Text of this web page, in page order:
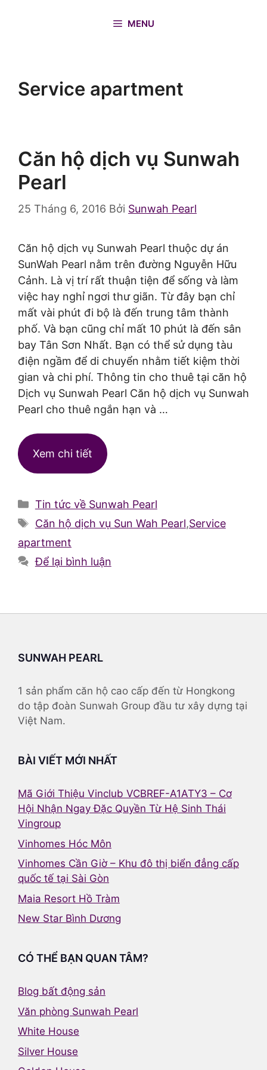
MENU
Service apartment
Căn hộ dịch vụ Sunwah
Pearl
25 Tháng 6, 2016 Bởi Sunwah Pearl
Căn hộ dịch vụ Sunwah Pearl thuộc dự án
SunWah Pearl nằm trên đường Nguyễn Hữu
Cảnh. Là vị trí rất thuận tiện để sống và làm
việc hay nghỉ ngơi thư giãn. Từ đây bạn chỉ
mất vài phút đi bộ là đến trung tâm thành
phố. Và bạn cũng chỉ mất 10 phút là đến sân
bay Tân Sơn Nhất. Bạn có thể sử dụng tàu
điện ngầm để di chuyển nhằm tiết kiệm thời
gian và chi phí. Thông tin cho thuê tại căn hộ
Dịch vụ Sunwah Pearl Căn hộ dịch vụ Sunwah
Pearl cho thuê ngắn hạn và …
Xem chi tiết
Danh
mục
Tin tức về Sunwah Pearl
Thẻ
Căn hộ dịch vụ Sun Wah Pearl,Service
apartment
Để lại bình luận
SUNWAH PEARL
1 sản phẩm căn hộ cao cấp đến từ Hongkong
do tập đoàn Sunwah Group đầu tư xây dựng tại
Việt Nam.
BÀI VIẾT MỚI NHẤT
Mã Giới Thiệu Vinclub VCBREF-A1ATY3 – Cơ
Hội Nhận Ngay Đặc Quyền Từ Hệ Sinh Thái
Vingroup
Vinhomes Hóc Môn
Vinhomes Cần Giờ – Khu đô thị biển đẳng cấp
quốc tế tại Sài Gòn
Maia Resort Hồ Tràm
New Star Bình Dương
CÓ THỂ BẠN QUAN TÂM?
Blog bất động sản
Văn phòng Sunwah Pearl
White House
Silver House